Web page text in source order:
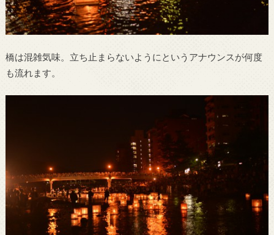
橋は混雑気味。立ち止まらないようにというアナウンスが何度
も流れます。